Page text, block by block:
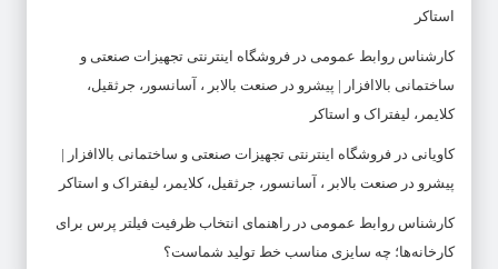
استاکر
کارشناس روابط عمومی در فروشگاه اینترنتی تجهیزات صنعتی و
ساختمانی بالاافزار | پیشرو در صنعت بالابر ، آسانسور، جرثقیل،
کلایمر، لیفتراک و استاکر
کاویانی در فروشگاه اینترنتی تجهیزات صنعتی و ساختمانی بالاافزار |
پیشرو در صنعت بالابر ، آسانسور، جرثقیل، کلایمر، لیفتراک و استاکر
کارشناس روابط عمومی در راهنمای انتخاب ظرفیت فیلتر پرس برای
کارخانه‌ها؛ چه سایزی مناسب خط تولید شماست؟